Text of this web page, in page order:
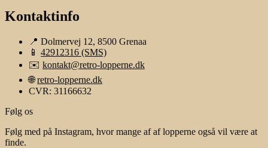
Kontaktinfo
📍 Dolmervej 12, 8500 Grenaa
📱 42912316 (SMS)
✉️ kontakt@retro-lopperne.dk
🌐retro-lopperne.dk
CVR: 31166632
Følg os
Følg med på Instagram, hvor mange af af lopperne også vil være at
finde.